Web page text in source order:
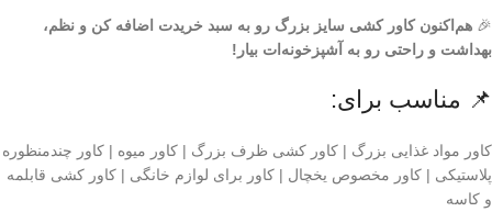
🎉 هم‌اکنون کاور کشی سایز بزرگ رو به سبد خریدت اضافه کن و نظم،
بهداشت و راحتی رو به آشپزخونه‌ات بیار!
📌 مناسب برای:
کاور مواد غذایی بزرگ | کاور کشی ظرف بزرگ | کاور میوه | کاور چندمنظوره
پلاستیکی | کاور مخصوص یخچال | کاور برای لوازم خانگی | کاور کشی قابلمه
و کاسه